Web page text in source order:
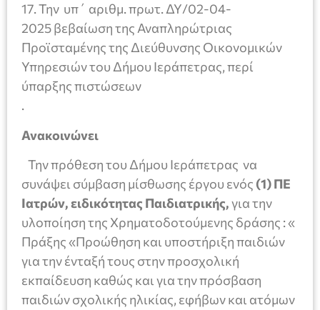
17. Την υπ΄ αριθμ. πρωτ. ΔΥ/02-04-
2025 βεβαίωση της Αναπληρώτριας
Προϊσταμένης της Διεύθυνσης Οικονομικών
Υπηρεσιών του Δήμου Ιεράπετρας, περί
ύπαρξης πιστώσεων
.
Ανακοινώνει
Την πρόθεση του Δήμου Ιεράπετρας να
συνάψει σύμβαση μίσθωσης έργου ενός (1) ΠΕ
Ιατρών, ειδικότητας Παιδιατρικής,για την
υλοποίηση της Χρηματοδοτούμενης δράσης : «
Πράξης «Προώθηση και υποστήριξη παιδιών
για την ένταξή τους στην προσχολική
εκπαίδευση καθώς και για την πρόσβαση
παιδιών σχολικής ηλικίας, εφήβων και ατόμων